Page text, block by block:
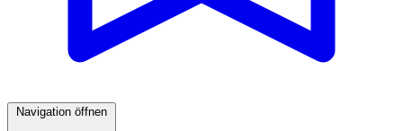
Navigation öffnen